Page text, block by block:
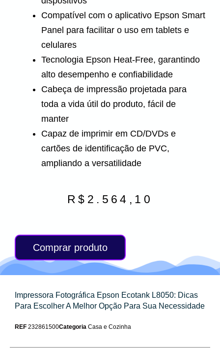
Compatível com o aplicativo Epson Smart
Panel para facilitar o uso em tablets e
celulares
Tecnologia Epson Heat-Free, garantindo
alto desempenho e confiabilidade
Cabeça de impressão projetada para
toda a vida útil do produto, fácil de
manter
Capaz de imprimir em CD/DVDs e
cartões de identificação de PVC,
ampliando a versatilidade
R$ 2.564,10
Comprar produto
Impressora Fotográfica Epson Ecotank L8050: Dicas
Para Escolher A Melhor Opção Para Sua Necessidade
REF 232861500Categoria Casa e Cozinha